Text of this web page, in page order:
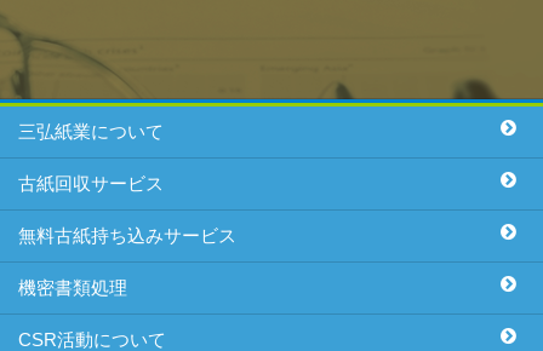
三弘紙業について
古紙回収サービス
無料古紙持ち込みサービス
機密書類処理
CSR活動について